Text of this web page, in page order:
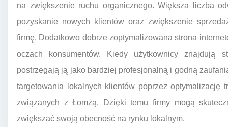
na zwiększenie ruchu organicznego. Większa liczba
pozyskanie nowych klientów oraz zwiększenie
firmę. Dodatkowo dobrze zoptymalizowana strona
oczach konsumentów. Kiedy użytkownicy znajdują
postrzegają ją jako bardziej profesjonalną i godną
targetowania lokalnych klientów poprzez optymalizację
związanych z Łomżą. Dzięki temu firmy mogą
zwiększać swoją obecność na rynku lokalnym.